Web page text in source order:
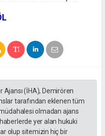
Ajansı (İHA), Demirören
tarafından eklenen tüm
olmadan ajans
yer alan hukuki
olup sitemizin hiç bir